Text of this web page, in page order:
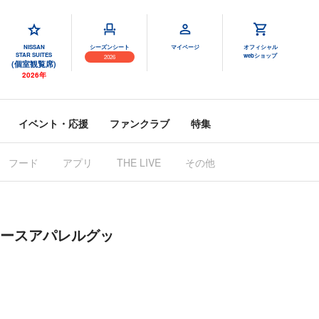
NISSAN
STAR SUITES
(個室観覧席)
2026年
シーズンシート
2026
マイページ
オフィシャル
webショップ
イベント・応援 ファンクラブ 特集
フード アプリ THE LIVE その他
スアパレルグッ